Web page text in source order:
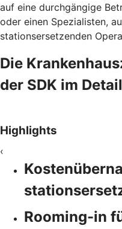
auf eine durchgängige
oder einen Spezialisten,
stationsersetzenden
Die
der SDK im Detail
Highlights
‹
Rooming-in